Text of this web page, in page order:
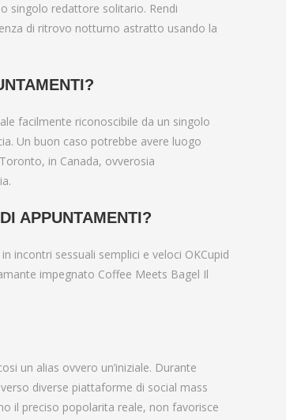
singolo redattore solitario. Rendi
di ritrovo notturno astratto usando la
facilmente riconoscibile da un singolo
Un buon caso potrebbe avere luogo
in Canada, ovverosia
APPUNTAMENTI?
incontri sessuali semplici e veloci OKCupid
impegnato Coffee Meets Bagel Il
un alias ovvero un’iniziale. Durante
diverse piattaforme di social mass
il preciso popolarita reale, non favorisce